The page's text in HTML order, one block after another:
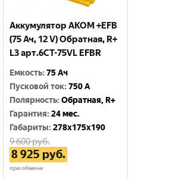
Аккумулятор AKOM +EFB
(75 Ач, 12 V) Обратная, R+
L3 арт.6СТ-75VL EFBR
Емкость:75 Ач
Пусковой ток:750 A
Полярность:Обратная, R+
Гарантия:24 мес.
Габариты:278x175x190
9 600руб.
8 925 руб.
при обмене